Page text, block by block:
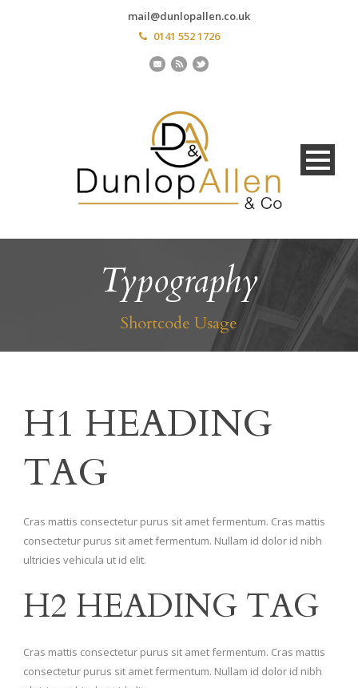
mail@dunlopallen.co.uk
0141 552 1726
Typography
Shortcode Usage
H1 HEADING
TAG
Cras mattis consectetur purus sit amet fermentum. Cras mattis
consectetur purus sit amet fermentum. Nullam id dolor id nibh
ultricies vehicula ut id elit.
H2 HEADING TAG
Cras mattis consectetur purus sit amet fermentum. Cras mattis
consectetur purus sit amet fermentum. Nullam id dolor id nibh